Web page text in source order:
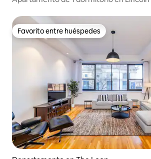
Favorito entre huéspedes
Favorito entre huéspedes